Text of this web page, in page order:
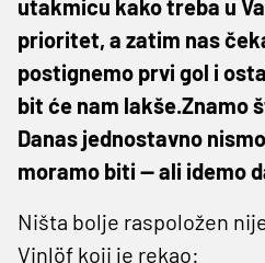
utakmicu kako treba u
prioritet, a zatim nas
postignemo prvi gol i
bit će nam lakše.Znamo
Danas jednostavno
moramo biti — ali idemo
Ništa bolje raspoložen
Vinlöf koji je rekao: